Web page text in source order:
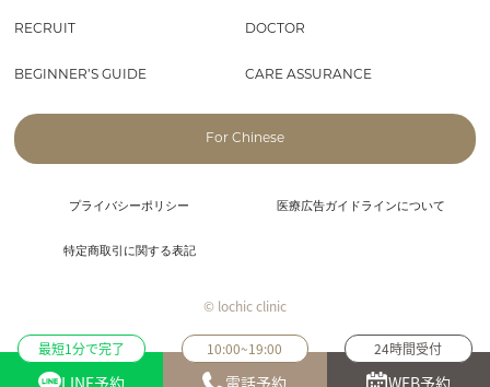
RECRUIT DOCTOR
BEGINNER’S GUIDE CARE ASSURANCE
For Chinese
プライバシーポリシー 医療広告ガイドラインについて
特定商取引に関する表記
© lochic clinic
最短1分で完了 10:00~19:00 24時間受付